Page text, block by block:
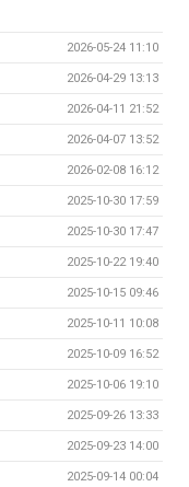
2026-05-24 11:10
2026-04-29 13:13
2026-04-11 21:52
2026-04-07 13:52
2026-02-08 16:12
2025-10-30 17:59
2025-10-30 17:47
2025-10-22 19:40
2025-10-15 09:46
2025-10-11 10:08
2025-10-09 16:52
2025-10-06 19:10
2025-09-26 13:33
2025-09-23 14:00
2025-09-14 00:04